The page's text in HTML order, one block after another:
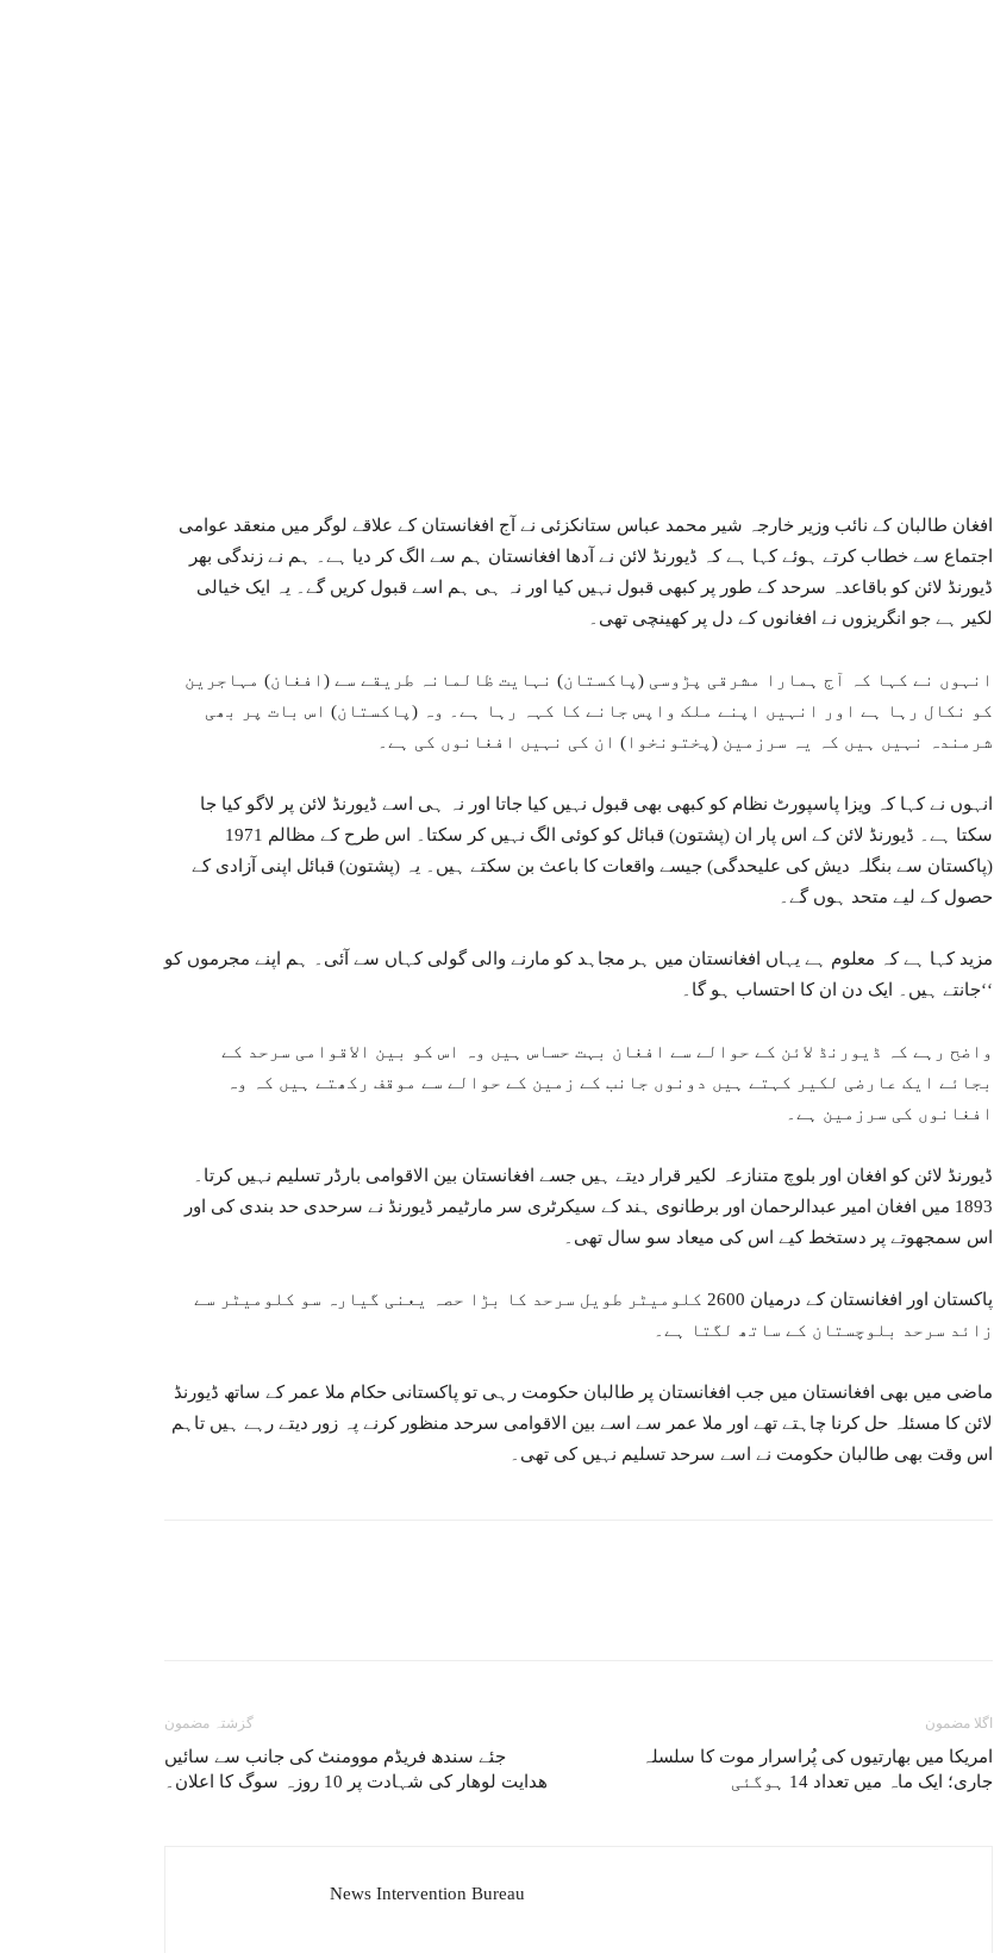
افغان طالبان کے نائب وزیر خارجہ شیر محمد عباس ستانکزئی نے آج افغانستان کے علاقے لوگر میں منعقد عوامی
اجتماع سے خطاب کرتے ہوئے کہا ہے کہ ڈیورنڈ لائن نے آدھا افغانستان ہم سے الگ کر دیا ہے۔ ہم نے زندگی بھر
ڈیورنڈ لائن کو باقاعدہ سرحد کے طور پر کبھی قبول نہیں کیا اور نہ ہی ہم اسے قبول کریں گے۔ یہ ایک خیالی
لکیر ہے جو انگریزوں نے افغانوں کے دل پر کھینچی تھی۔
انہوں نے کہا کہ آج ہمارا مشرقی پڑوسی (پاکستان) نہایت ظالمانہ طریقے سے (افغان) مہاجرین
کو نکال رہا ہے اور انہیں اپنے ملک واپس جانے کا کہہ رہا ہے۔ وہ (پاکستان) اس بات پر بھی
شرمندہ نہیں ہیں کہ یہ سرزمین (پختونخوا) ان کی نہیں افغانوں کی ہے۔
انہوں نے کہا کہ ویزا پاسپورٹ نظام کو کبھی بھی قبول نہیں کیا جاتا اور نہ ہی اسے ڈیورنڈ لائن پر لاگو کیا جا
سکتا ہے۔ ڈیورنڈ لائن کے اس پار ان (پشتون) قبائل کو کوئی الگ نہیں کر سکتا۔ اس طرح کے مظالم 1971
(پاکستان سے بنگلہ دیش کی علیحدگی) جیسے واقعات کا باعث بن سکتے ہیں۔ یہ (پشتون) قبائل اپنی آزادی کے
حصول کے لیے متحد ہوں گے۔
مزید کہا ہے کہ معلوم ہے یہاں افغانستان میں ہر مجاہد کو مارنے والی گولی کہاں سے آئی۔ ہم اپنے مجرموں کو
جانتے ہیں۔ ایک دن ان کا احتساب ہو گا۔‘‘
واضح رہے کہ ڈیورنڈ لائن کے حوالے سے افغان بہت حساس ہیں وہ اس کو بین الاقوامی سرحد کے
بجائے ایک عارضی لکیر کہتے ہیں دونوں جانب کے زمین کے حوالے سے موقف رکھتے ہیں کہ وہ
افغانوں کی سرزمین ہے۔
ڈیورنڈ لائن کو افغان اور بلوچ متنازعہ لکیر قرار دیتے ہیں جسے افغانستان بین الاقوامی بارڈر تسلیم نہیں کرتا۔
1893 میں افغان امیر عبدالرحمان اور برطانوی ہند کے سیکرٹری سر مارٹیمر ڈیورنڈ نے سرحدی حد بندی کی اور
اس سمجھوتے پر دستخط کیے اس کی میعاد سو سال تھی۔
پاکستان اور افغانستان کے درمیان 2600 کلومیٹر طویل سرحد کا بڑا حصہ یعنی گیارہ سو کلومیٹر سے
زائد سرحد بلوچستان کے ساتھ لگتا ہے۔
ماضی میں بھی افغانستان میں جب افغانستان پر طالبان حکومت رہی تو پاکستانی حکام ملا عمر کے ساتھ ڈیورنڈ
لائن کا مسئلہ حل کرنا چاہتے تھے اور ملا عمر سے اسے بین الاقوامی سرحد منظور کرنے پہ زور دیتے رہے ہیں تاہم
اس وقت بھی طالبان حکومت نے اسے سرحد تسلیم نہیں کی تھی۔
گزشتہ مضمون
‏جئے سندھ فریڈم موومنٹ کی جانب سے سائیں
ھدایت لوھار کی شہادت پر 10 روزہ سوگ کا اعلان۔
اگلا مضمون
امریکا میں بھارتیوں کی پُراسرار موت کا سلسلہ
جاری؛ ایک ماہ میں تعداد 14 ہوگئی
News Intervention Bureau